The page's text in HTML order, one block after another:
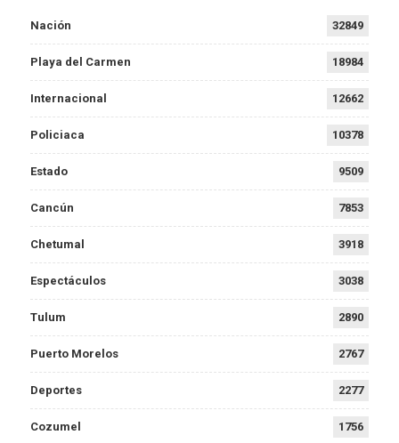
Nación 32849
Playa del Carmen 18984
Internacional 12662
Policiaca 10378
Estado 9509
Cancún 7853
Chetumal 3918
Espectáculos 3038
Tulum 2890
Puerto Morelos 2767
Deportes 2277
Cozumel 1756